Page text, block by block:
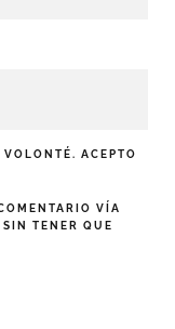
ACEPTO
VÍA
SIN TENER QUE